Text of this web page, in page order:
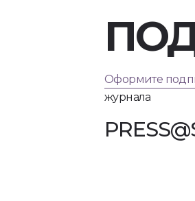
Оформите
журнала